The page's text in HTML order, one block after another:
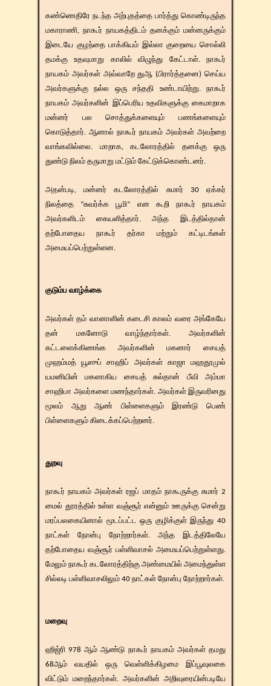
கண்ணெதிரே நடந்த அற்புதத்தை பார்த்து கொண்டிருந்த
மகாராணி, நாகூர் நாயகத்திடம் தனக்கும் மன்னருக்கும்
இடையே குழந்தை பாக்கியம் இல்லா குறையை சொல்லி
தமக்கு உதவுமாறு காலில் விழுந்து கேட்டாள். நாகூர்
நாயகம் அவர்கள் அவ்வாறே துஆ (பிரார்த்தனை) செய்ய
அவர்களுக்கு நல்ல ஒரு சந்ததி உண்டாயிற்று. நாகூர்
நாயகம் அவர்களின் இப்பெரிய உதவிகளுக்கு கைமாறாக
மன்னர் பல சொத்துக்களையும் பணங்களையும்
கொடுத்தார். ஆனால் நாகூர் நாயகம் அவர்கள் அவற்றை
வாங்கவில்லை. மாறாக, கடலோரத்தில் தனக்கு ஒரு
துண்டு நிலம் தருமாறு மட்டும் கேட்டுக்கொண்டனர்.
அதன்படி, மன்னர் கடலோரத்தில் சுமார் 30 ஏக்கர்
நிலத்தை “சுவர்க்க பூமி” என கூறி நாகூர் நாயகம்
அவர்களிடம் கையளித்தார். அந்த இடத்தில்தான்
தற்போதைய நாகூர் தர்கா மற்றும் கட்டிடங்கள்
அமையப்பெற்றுள்ளன.
குடும்ப வாழ்க்கை
அவர்கள் தம் வானாளின் கடைசி காலம் வரை அங்கேயே
தன் மகனோடு வாழ்ந்தார்கள். அவர்களின்
கட்டளைக்கிணங்க அவர்களின் மகனார் சையத்
முஹம்மத் யூஸுப் சாஹிப் அவர்கள் காஜா மஹதூமுல்
யமனியின் மகளாகிய சையத் சுல்தான் பீவி அம்மா
சாஹிபா அவர்களை மணந்தார்கள். அவர்கள் இருவரினது
மூலம் ஆறு ஆண் பிள்ளைகளும் இரண்டு பெண்
பிள்ளைகளும் கிடைக்கப்பெற்றனர்.
துறவு
நாகூர் நாயகம் அவர்கள் ரஜப் மாதம் நாகூருக்கு சுமார் 2
மைல் தூரத்தில் உள்ள வஞ்சூர் என்னும் ஊருக்கு சென்று
மரப்பலகையினால் மூடப்பட்ட ஒரு குழிக்குள் இருந்து 40
நாட்கள் நோன்பு நோற்றார்கள். அந்த இடத்திலேயே
தற்போதைய வஞ்சூர் பள்ளிவாசல் அமையப்பெற்றுள்ளது.
மேலும் நாகூர் கடலோரத்திற்கு அண்மையில் அமைந்துள்ள
சில்லடி பள்ளிவாசலிலும் 40 நாட்கள் நோன்பு நோற்றார்கள்.
மறைவு
ஹிஜ்ரி 978 ஆம் ஆண்டு நாகூர் நாயகம் அவர்கள் தமது
68ஆம் வயதில் ஒரு வெள்ளிக்கிழமை இப்பூவுலகை
விட்டும் மறைந்தார்கள். அவர்களின் அறிவுரையின்படியே